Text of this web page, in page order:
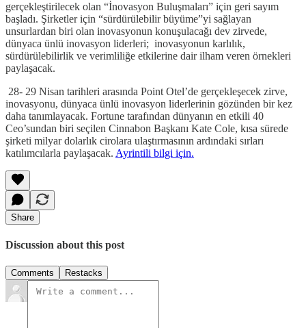
gerçekleştirilecek olan “İnovasyon Buluşmaları” için geri sayım
başladı. Şirketler için “sürdürülebilir büyüme”yi sağlayan
unsurlardan biri olan inovasyonun konuşulacağı dev zirvede,
dünyaca ünlü inovasyon liderleri; inovasyonun karlılık,
sürdürülebilirlik ve verimliliğe etkilerine dair ilham veren örnekleri
paylaşacak.
28- 29 Nisan tarihleri arasında Point Otel’de gerçekleşecek zirve,
inovasyonu, dünyaca ünlü inovasyon liderlerinin gözünden bir kez
daha tanımlayacak. Fortune tarafından dünyanın en etkili 40
Ceo’sundan biri seçilen Cinnabon Başkanı Kate Cole, kısa sürede
şirketi milyar dolarlık cirolara ulaştırmasının ardındaki sırları
katılımcılarla paylaşacak. Ayrintili bilgi için.
Share
Discussion about this post
Comments Restacks